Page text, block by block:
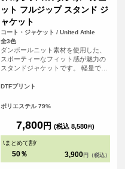
ット フルジップ スタンド ジ
ャケット
コート・ジャケット / United Athle
全3色
ダンボールニット素材を使用した、
スポーティーなフィット感が魅力の
スタンドジャケットです。 軽量で動
り、やわらかな肌ざわりで快適な着
ネック仕様により、空気層を確保し
ドアなどアクティブなシーンでも活
躍します。 チームウェアやイベン
ト、オリジナルグッズ制作にもおす
覧環境により、商品の色が実際と異
DTFプリント
ポリエステル 79%
7,800円 (税込 8,580円)
\まとめて割/
50％ 3,900 円（税込）